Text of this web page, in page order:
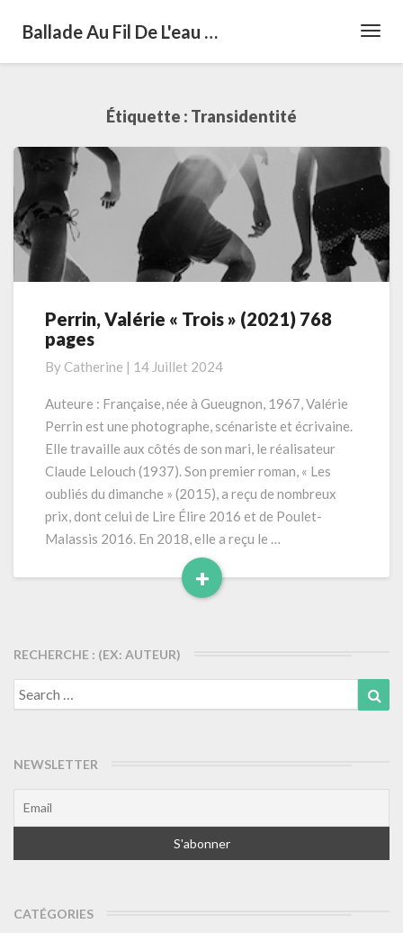
Ballade Au Fil De L'eau …
Étiquette : Transidentité
Perrin,
Valérie
(2021)
768
Perrin, Valérie « Trois » (2021) 768
pages
By Catherine | 14 Juillet 2024
Auteure : Française, née à Gueugnon, 1967, Valérie
Perrin est une photographe, scénariste et écrivaine.
Elle travaille aux côtés de son mari, le réalisateur
Claude Lelouch (1937). Son premier roman, « Les
oubliés du dimanche » (2015), a reçu de nombreux
prix, dont celui de Lire Élire 2016 et de Poulet-
Malassis 2016. En 2018, elle a reçu le …
+
Read
RECHERCHE : (EX: AUTEUR)
Search
for:
NEWSLETTER
CATÉGORIES